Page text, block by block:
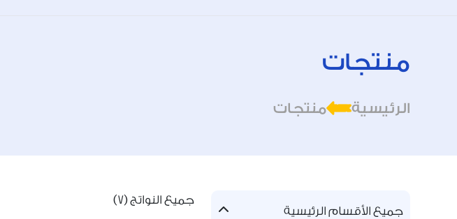
منتجات
الرئيسية منتجات
جميع الأقسام الرئيسية
جميع النواتج (7)